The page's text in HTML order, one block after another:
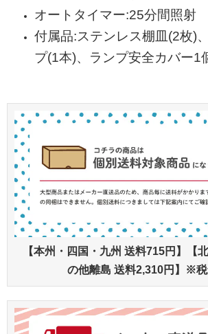
オートタイマー:25分間照射
付属品:ステンレス棚皿(2枚)
プ(1本)、ランプ安全カバー1
【本州・四国・九州 送料715円】【
の他離島 送料2,310円】※